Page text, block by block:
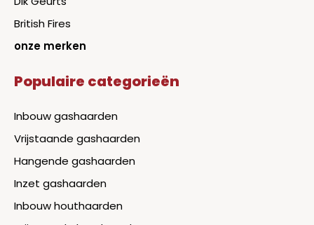
British Fires
onze merken
Populaire categorieën
Inbouw gashaarden
Vrijstaande gashaarden
Hangende gashaarden
Inzet gashaarden
Inbouw houthaarden